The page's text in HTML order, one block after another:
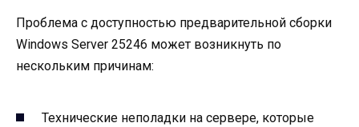
Проблема с доступностью предварительной сборки
Windows Server 25246 может возникнуть по
нескольким причинам:
Технические неполадки на сервере, которые